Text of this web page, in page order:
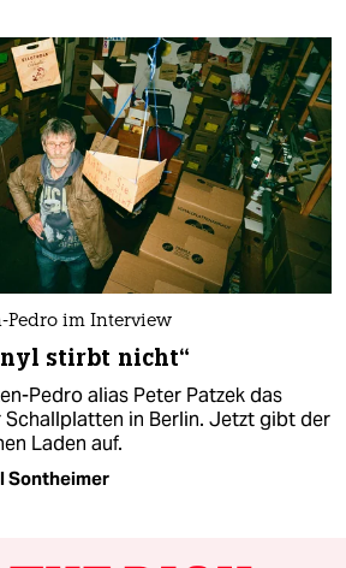
im Interview
stirbt nicht“
Pedro alias Peter Patzek das
in Berlin. Jetzt gibt der
Laden auf.
Sontheimer